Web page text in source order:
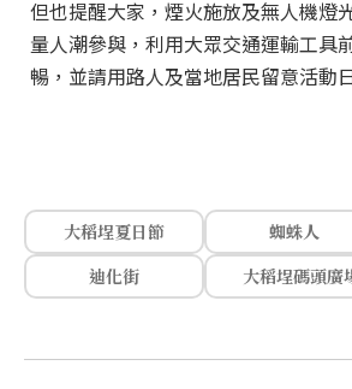
但也提醒大家，煙火施放及無人機燈
量人潮參與，利用大眾交通運輸工具
暢，並請用路人及當地居民留意活動
大稻埕夏日節
蜘蛛人
迪化街
大稻埕碼頭廣